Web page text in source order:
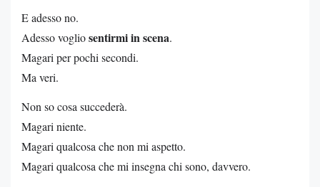
E adesso no.
Adesso vogliosentirmi in scena.
Magari per pochi secondi.
Ma veri.
Non so cosa succederà.
Magari niente.
Magari qualcosa che non mi aspetto.
Magari qualcosa che mi insegna chi sono, davvero.